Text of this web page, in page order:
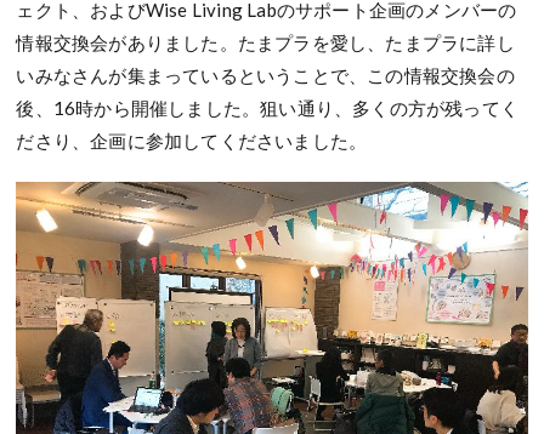
ェクト、およびWise Living Labのサポート企画のメンバーの
情報交換会がありました。たまプラを愛し、たまプラに詳し
いみなさんが集まっているということで、この情報交換会の
後、16時から開催しました。狙い通り、多くの方が残ってく
ださり、企画に参加してくださいました。